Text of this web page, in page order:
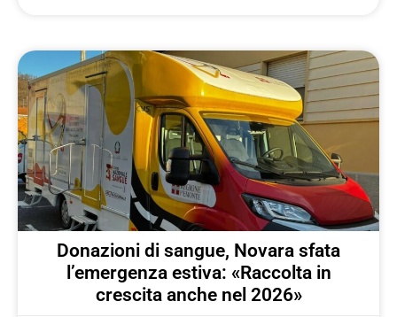
Donazioni di sangue, Novara sfata
l’emergenza estiva: «Raccolta in
crescita anche nel 2026»